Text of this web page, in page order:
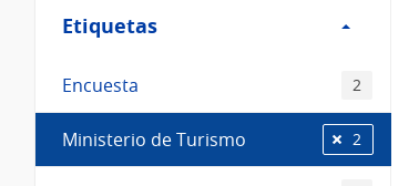
Etiquetas
Etiquetas
Encuesta 2
Ministerio de Turismo 2